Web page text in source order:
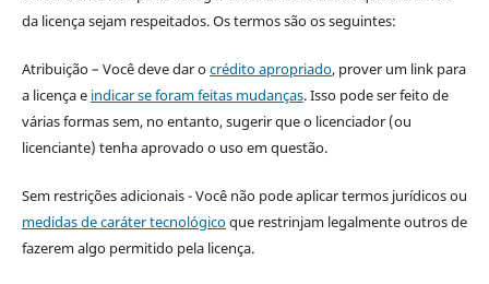
da licença sejam respeitados. Os termos são os seguintes:
Atribuição – Você deve dar ocrédito apropriado, prover um link para
a licença e indicar se foram feitas mudanças. Isso pode ser feito de
várias formas sem, no entanto, sugerir que o licenciador (ou
licenciante) tenha aprovado o uso em questão.
Sem restrições adicionais - Você não pode aplicar termos jurídicos ou
medidas de caráter tecnológicoque restrinjam legalmente outros de
fazerem algo permitido pela licença.